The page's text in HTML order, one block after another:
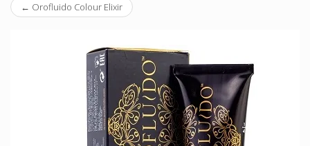
← Orofluido Colour Elixir